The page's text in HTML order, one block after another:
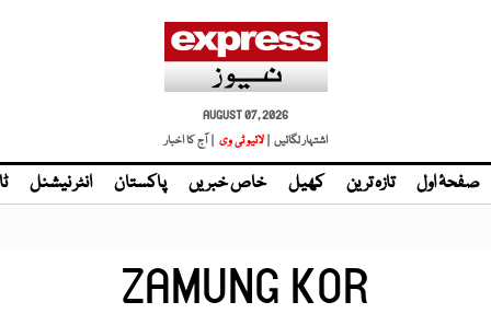
AUGUST 07, 2026
اشتہار لگائیں | لائیو ٹی وی | آج کا اخبار
صفحۂ اول تازہ ترین کھیل خاص خبریں پاکستان انٹر نیشنل
ZAMUNG KOR